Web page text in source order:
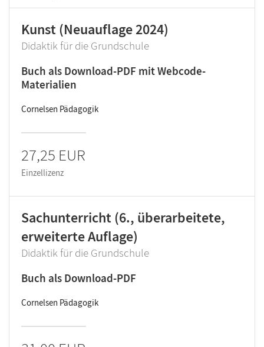
Kunst (Neuauflage 2024)
Didaktik für die Grundschule
Buch als Download-PDF mit Webcode-
Materialien
Cornelsen Pädagogik
27,25 EUR
Einzellizenz
Sachunterricht (6., überarbeitete,
erweiterte Auflage)
Didaktik für die Grundschule
Buch als Download-PDF
Cornelsen Pädagogik